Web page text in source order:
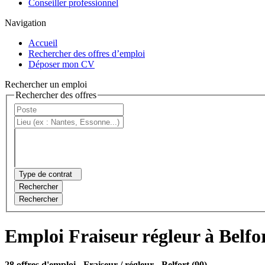
Conseiller professionnel
Navigation
Accueil
Rechercher des offres d’emploi
Déposer mon CV
Rechercher un emploi
Rechercher des offres
Type de contrat
Rechercher
Rechercher
Emploi Fraiseur régleur à